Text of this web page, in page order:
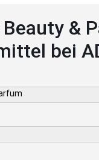
&
bei